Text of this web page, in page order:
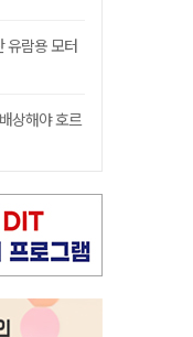
유람용 모터
상해야 호르